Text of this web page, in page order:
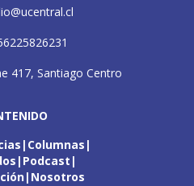
417, Santiago Centro
Columnas
Podcast
Nosotros